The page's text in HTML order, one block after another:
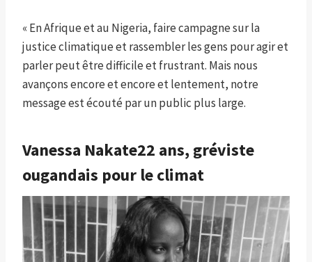
« En Afrique et au Nigeria, faire campagne sur la
justice climatique et rassembler les gens pour agir et
parler peut être difficile et frustrant. Mais nous
avançons encore et encore et lentement, notre
message est écouté par un public plus large.
Vanessa Nakate22 ans, gréviste
ougandais pour le climat